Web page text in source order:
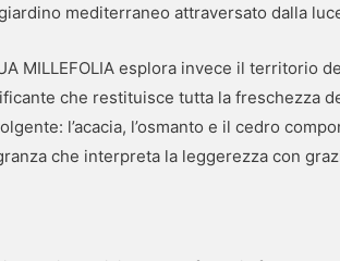
mediterraneo attraversato dalla
MILLEFOLIA esplora invece il territorio
che restituisce tutta la freschezza
l’acacia, l’osmanto e il cedro
che interpreta la leggerezza con